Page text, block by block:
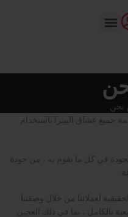
نحن
بيتزا تو جو في عام 2006 لخدمة جميع عشاق البيتزا باستخدام
في كل ما نقوم به ، من جودة
لعملائنا من خلال وصفتنا
بالكامل ، بما في ذلك العجين